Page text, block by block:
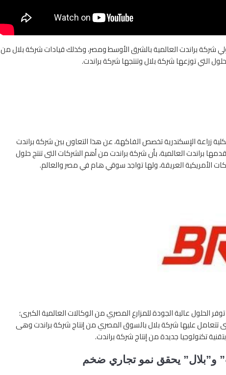
شركة براندت العالمية بالشرق الأوسط ومصر، وكذلك قيادات شركة بلال من
التي توزعها شركة بلال وتنتجها شركة براندت.
زراعة الإسكندرية تخصص الفاكهة، عن هذا التعاون بين شركة براندت
براندت العالمية، بأن شركة براندت من أهم الشركات التى تنتج حلول
الأمريكية العريقة، ولها تواجد سوقي هام في مصر والعالم.
الحلول عالية الجودة للمزارع المصري من الوكالات العالمية الكبرى؛
تتعامل عليها شركة بلال بالسوق المصري من إنتاج شركة براندت وهى
تكنولوجيا جديدة من إنتاج شركة براندت.
و”بلال” يحقق نمو تجاري ضخم